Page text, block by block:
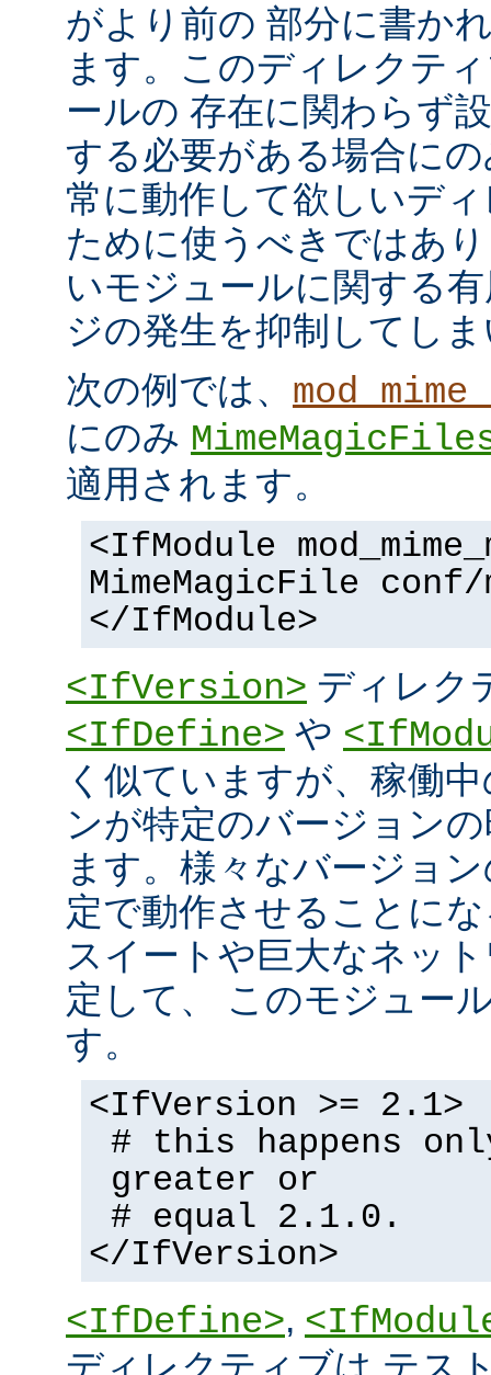
がより前の 部分に書か
ます。このディレクテ
ールの 存在に関わらず
する必要がある場合に
常に動作して欲しいデ
ために使うべきではあ
いモジュールに関する
ジの発生を抑制してし
次の例では、
にのみ
適用されます。
<IfModule
MimeMagicFile conf/
</IfModule>
<IfVersion> ディレク
<IfDefine> や
く似ていますが、稼働
ンが特定のバージョン
ます。様々なバージョ
定で動作させることに
スイートや巨大なネッ
定して、 このモジュー
す。
<IfVersion >= 2.1>
# this happens
greater or
# equal 2.1.0.
</IfVersion>
<IfDefine>,
ディレクティブは テス